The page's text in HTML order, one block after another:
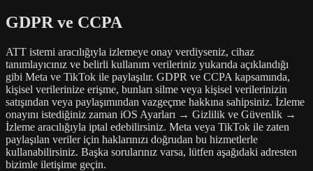
GDPR ve CCPA
ATT istemi aracılığıyla izlemeye onay verdiyseniz, cihaz
tanımlayıcınız ve belirli kullanım verileriniz yukarıda açıklandığı
gibi Meta ve TikTok ile paylaşılır. GDPR ve CCPA kapsamında,
kişisel verilerinize erişme, bunları silme veya kişisel verilerinizin
satışından veya paylaşımından vazgeçme hakkına sahipsiniz. İzleme
onayını istediğiniz zaman iOS Ayarları → Gizlilik ve Güvenlik →
İzleme aracılığıyla iptal edebilirsiniz. Meta veya TikTok ile zaten
paylaşılan veriler için haklarınızı doğrudan bu hizmetlerle
kullanabilirsiniz. Başka sorularınız varsa, lütfen aşağıdaki adresten
bizimle iletişime geçin.